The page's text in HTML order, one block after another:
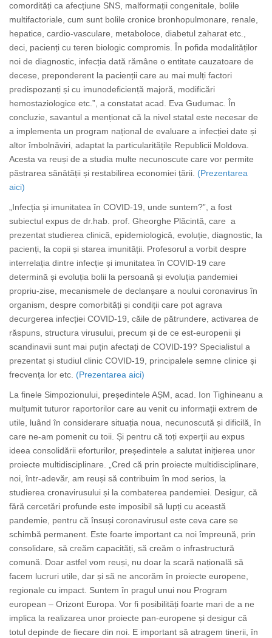
comordități ca afecțiune SNS, malformații congenitale, bolile
multifactoriale, cum sunt bolile cronice bronhopulmonare, renale,
hepatice, cardio-vasculare, metaboloce, diabetul zaharat etc.,
deci, pacienți cu teren biologic compromis. În pofida modalităților
noi de diagnostic, infecția dată rămâne o entitate cauzatoare de
decese, preponderent la pacienții care au mai mulți factori
predispozanți și cu imunodeficiență majoră, modificări
hemostaziologice etc.”, a constatat acad. Eva Gudumac. În
concluzie, savantul a menționat că la nivel statal este necesar de
a implementa un program național de evaluare a infecției date și
altor îmbolnăviri, adaptat la particularitățile Republicii Moldova.
Acesta va reuși de a studia multe necunoscute care vor permite
păstrarea sănătății și restabilirea economiei țării. (Prezentarea
aici)
„Infecția și imunitatea în COVID-19, unde suntem?”, a fost
subiectul expus de dr.hab. prof. Gheorghe Plăcintă, care a
prezentat studierea clinică, epidemiologică, evoluție, diagnostic, la
pacienți, la copii și starea imunității. Profesorul a vorbit despre
interrelația dintre infecție și imunitatea în COVID-19 care
determină și evoluția bolii la persoană și evoluția pandemiei
propriu-zise, mecanismele de declanșare a noului coronavirus în
organism, despre comorbități și condiții care pot agrava
decurgerea infecției COVID-19, căile de pătrundere, activarea de
răspuns, structura virusului, precum și de ce est-europenii și
scandinavii sunt mai puțin afectați de COVID-19? Specialistul a
prezentat și studiul clinic COVID-19, principalele semne clinice și
frecvența lor etc. (Prezentarea aici)
La finele Simpozionului, președintele AȘM, acad. Ion Tighineanu a
mulțumit tuturor raportorilor care au venit cu informații extrem de
utile, luând în considerare situația noua, necunoscută și dificilă, în
care ne-am pomenit cu toii. Și pentru că toți experții au expus
ideea consolidării eforturilor, președintele a salutat inițierea unor
proiecte multidisciplinare. „Cred că prin proiecte multidisciplinare,
noi, într-adevăr, am reuși să contribuim în mod serios, la
studierea cronavirusului și la combaterea pandemiei. Desigur, că
fără cercetări profunde este imposibil să lupți cu această
pandemie, pentru că însuși coronavirusul este ceva care se
schimbă permanent. Este foarte important ca noi împreună, prin
consolidare, să creăm capacități, să creăm o infrastructură
comună. Doar astfel vom reuși, nu doar la scară națională să
facem lucruri utile, dar și să ne ancorăm în proiecte europene,
regionale cu impact. Suntem în pragul unui nou Program
european – Orizont Europa. Vor fi posibilități foarte mari de a ne
implica la realizarea unor proiecte pan-europene și desigur că
totul depinde de fiecare din noi. E important să atragem tinerii, în